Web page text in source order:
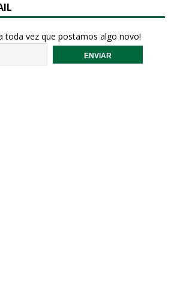
toda vez que postamos algo novo!